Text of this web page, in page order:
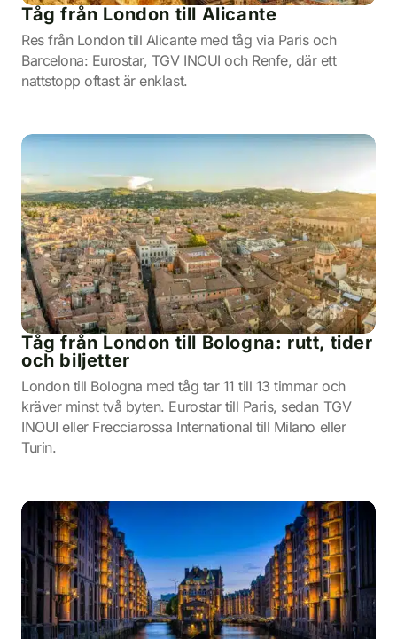
Tåg från London till Alicante
Res från London till Alicante med tåg via Paris och
Barcelona: Eurostar, TGV INOUI och Renfe, där ett
nattstopp oftast är enklast.
Tåg från London till Bologna: rutt, tider
och biljetter
London till Bologna med tåg tar 11 till 13 timmar och
kräver minst två byten. Eurostar till Paris, sedan TGV
INOUI eller Frecciarossa International till Milano eller
Turin.